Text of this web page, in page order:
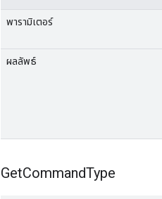
พารามิเตอร์
ผลลัพธ์
GetCommandType